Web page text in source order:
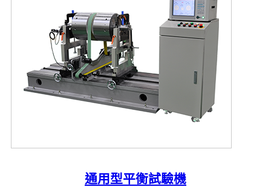
通用型平衡試驗機